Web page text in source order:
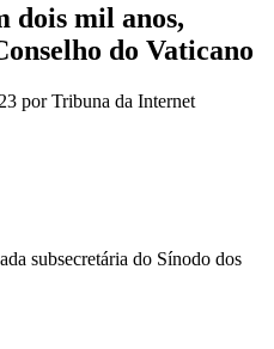
dois mil anos,
do Vaticano
por Tribuna da Internet
subsecretária do Sínodo dos